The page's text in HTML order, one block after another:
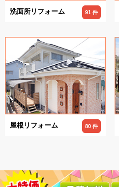
洗面所リフォーム 91 件
屋根リフォーム 80 件